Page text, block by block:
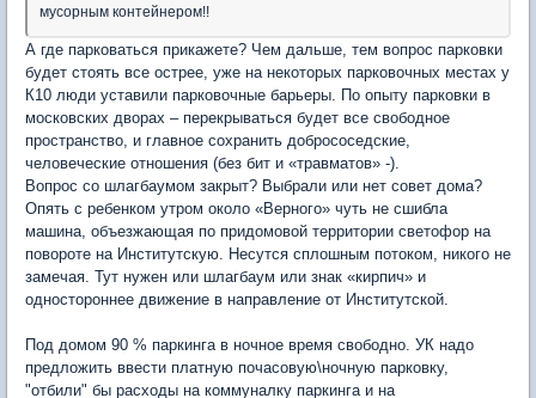
мусорным контейнером!!
А где парковаться прикажете? Чем дальше, тем вопрос парковки
будет стоять все острее, уже на некоторых парковочных местах у
К10 люди уставили парковочные барьеры. По опыту парковки в
московских дворах – перекрываться будет все свободное
пространство, и главное сохранить добрососедские,
человеческие отношения (без бит и «травматов» -).
Вопрос со шлагбаумом закрыт? Выбрали или нет совет дома?
Опять с ребенком утром около «Верного» чуть не сшибла
машина, объезжающая по придомовой территории светофор на
повороте на Институтскую. Несутся сплошным потоком, никого не
замечая. Тут нужен или шлагбаум или знак «кирпич» и
одностороннее движение в направление от Институтской.
Под домом 90 % паркинга в ночное время свободно. УК надо
предложить ввести платную почасовую\ночную парковку,
"отбили" бы расходы на коммуналку паркинга и на